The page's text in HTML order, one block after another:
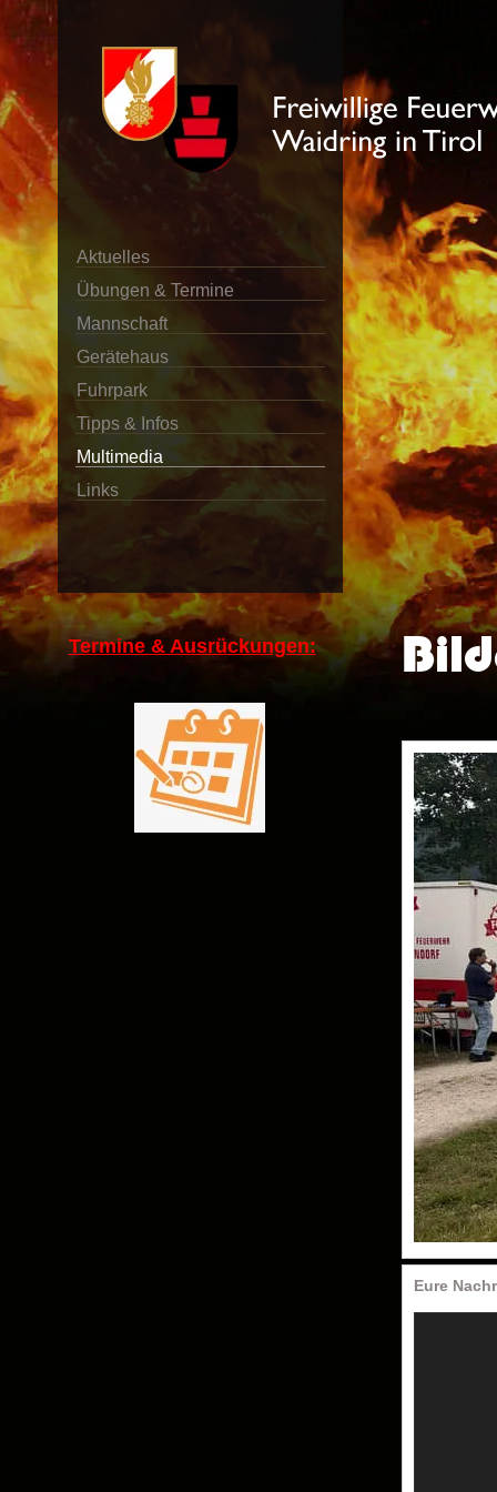
Aktuelles
Übungen & Termine
Mannschaft
Gerätehaus
Fuhrpark
Tipps & Infos
Multimedia
Links
Termine & Ausrückungen:
Eure